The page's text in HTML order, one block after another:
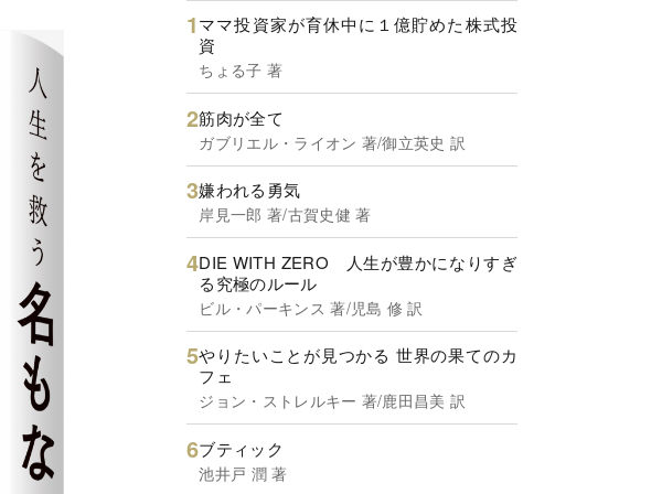
ママ投資家が育休中に１億貯めた株式投
資
ちょる子 著
筋肉が全て
ガブリエル・ライオン 著/御立英史 訳
嫌われる勇気
岸見一郎 著/古賀史健 著
DIE WITH ZERO 人生が豊かになりすぎ
る究極のルール
ビル・パーキンス 著/児島 修 訳
やりたいことが見つかる 世界の果てのカ
フェ
ジョン・ストレルキー 著/鹿田昌美 訳
ブティック
池井戸 潤 著